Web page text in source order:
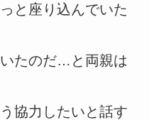
と座り込んでいた
たのだ…と両親は
協力したいと話す